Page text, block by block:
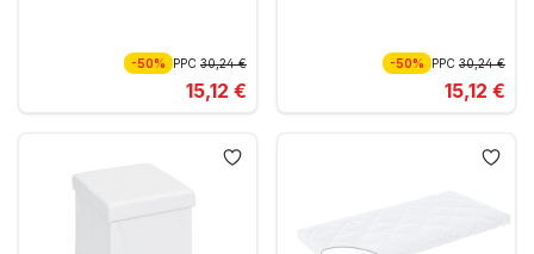
-50% PPC 30,24 €
15,12 €
-50% PPC30,24 €
15,12 €